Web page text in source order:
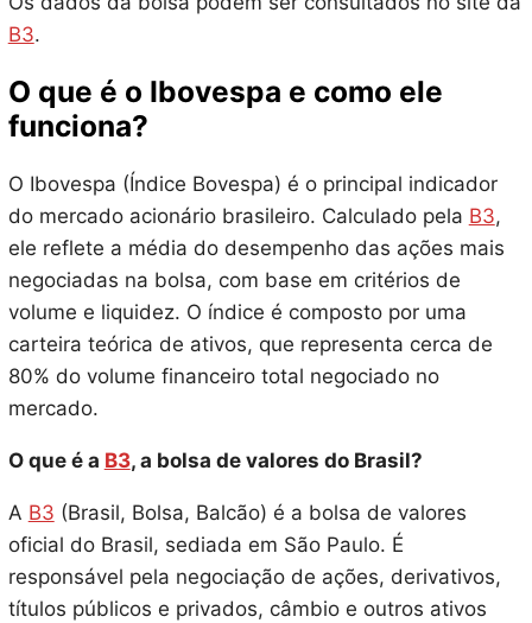
B3.
O que é o Ibovespa e como ele
funciona?
O Ibovespa (Índice Bovespa) é o principal indicador
do mercado acionário brasileiro. Calculado pela B3,
ele reflete a média do desempenho das ações mais
negociadas na bolsa, com base em critérios de
volume e liquidez. O índice é composto por uma
carteira teórica de ativos, que representa cerca de
80% do volume financeiro total negociado no
mercado.
O que é a B3, a bolsa de valores do Brasil?
A B3 (Brasil, Bolsa, Balcão) é a bolsa de valores
oficial do Brasil, sediada em São Paulo. É
responsável pela negociação de ações, derivativos,
títulos públicos e privados, câmbio e outros ativos